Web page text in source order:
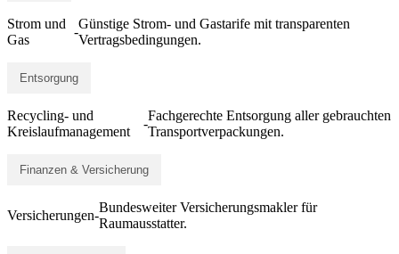
Strom und
Gas
-
Günstige Strom- und Gastarife mit transparenten
Vertragsbedingungen.
Entsorgung
Recycling- und
Kreislaufmanagement
-
Fachgerechte Entsorgung aller gebrauchten
Transportverpackungen.
Finanzen & Versicherung
Versicherungen-
Bundesweiter Versicherungsmakler für
Raumausstatter.